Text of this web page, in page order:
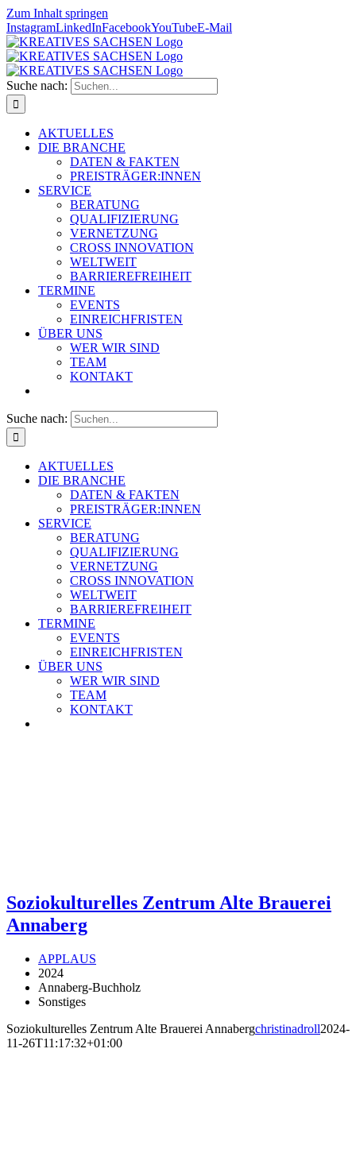
Zum Inhalt springen
InstagramLinkedInFacebookYouTubeE-Mail
Suche nach:
AKTUELLES
DIE BRANCHE
DATEN & FAKTEN
PREISTRÄGER:INNEN
SERVICE
BERATUNG
QUALIFIZIERUNG
VERNETZUNG
CROSS INNOVATION
WELTWEIT
BARRIEREFREIHEIT
TERMINE
EVENTS
EINREICHFRISTEN
ÜBER UNS
WER WIR SIND
TEAM
KONTAKT
Suche nach:
AKTUELLES
DIE BRANCHE
DATEN & FAKTEN
PREISTRÄGER:INNEN
SERVICE
BERATUNG
QUALIFIZIERUNG
VERNETZUNG
CROSS INNOVATION
WELTWEIT
BARRIEREFREIHEIT
TERMINE
EVENTS
EINREICHFRISTEN
ÜBER UNS
WER WIR SIND
TEAM
KONTAKT
Soziokulturelles Zentrum Alte Brauerei
Annaberg
APPLAUS
2024
Annaberg-Buchholz
Sonstiges
Soziokulturelles Zentrum Alte Brauerei Annabergchristinadroll2024-
11-26T11:17:32+01:00